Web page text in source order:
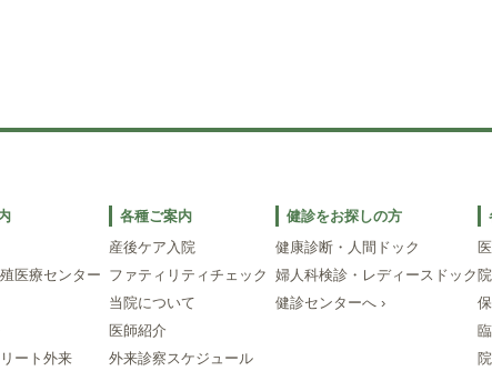
医療センター
ート外来
各種ご案内
産後ケア入院
ファティリティチェック
当院について
医師紹介
外来診察スケジュール
健診をお探しの方
健康診断・人間ドック
婦人科検診・レディースドック
健診センターへ ›